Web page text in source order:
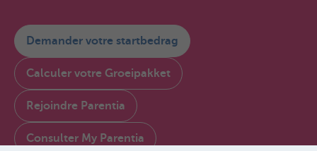
Demander votre startbedrag
Calculer votre Groeipakket
Rejoindre Parentia
Consulter My Parentia